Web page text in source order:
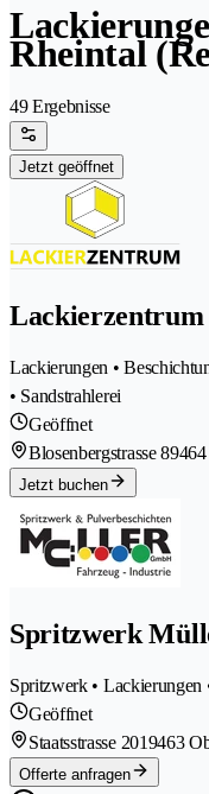
Rheintal
49 Ergebnisse
Jetzt geöffnet
Lackierungen •
• Sandstrahlerei
Geöffnet
Blosenbergstrasse 8
Jetzt buchen
Spritzwerk
Spritzwerk • Lackierungen
Geöffnet
Staatsstrasse 2019463
Offerte anfragen